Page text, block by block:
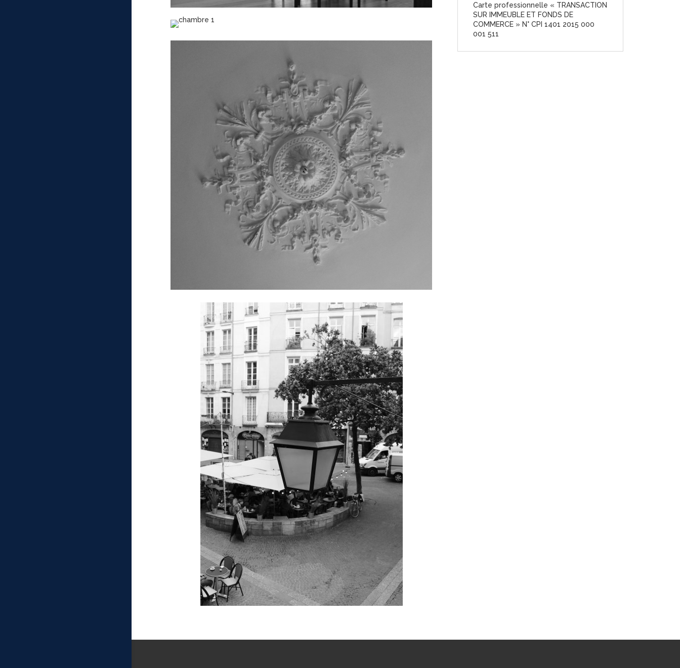
Carte professionnelle « TRANSACTION
SUR IMMEUBLE ET FONDS DE
COMMERCE » N° CPI 1401 2015 000
001 511